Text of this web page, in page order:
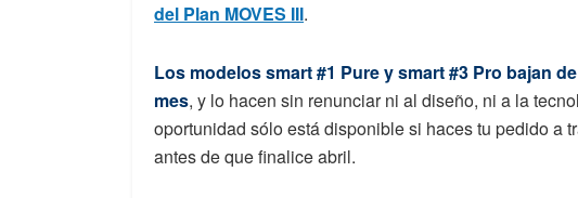
del Plan MOVES III.
Los modelos smart #1 Pure y smart #3 Pro bajan
mes, y lo hacen sin renunciar ni al diseño, ni a la
oportunidad sólo está disponible si haces tu pedido a
antes de que finalice abril.